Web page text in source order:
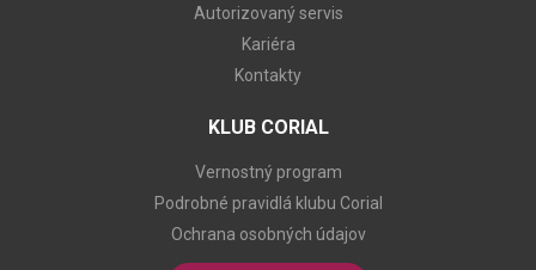
Autorizovaný servis
Kariéra
Kontakty
KLUB CORIAL
Vernostný program
Podrobné pravidlá klubu Corial
Ochrana osobných údajov